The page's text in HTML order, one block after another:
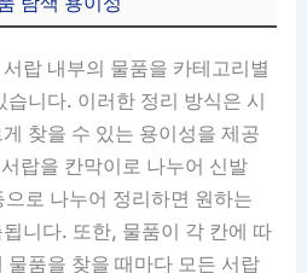
랍 내부의 물품을 카테고리별
니다. 이러한 정리 방식은 시
찾을 수 있는 용이성을 제공
랍을 칸막이로 나누어 신발
로 나누어 정리하면 원하는
니다. 또한, 물품이 각 칸에 따
물품을 찾을 때마다 모든 서랍